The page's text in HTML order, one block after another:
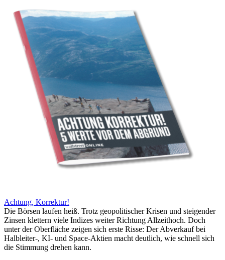
Achtung, Korrektur!
Die Börsen laufen heiß. Trotz geopolitischer Krisen und steigender
Zinsen klettern viele Indizes weiter Richtung Allzeithoch. Doch
unter der Oberfläche zeigen sich erste Risse: Der Abverkauf bei
Halbleiter-, KI- und Space-Aktien macht deutlich, wie schnell sich
die Stimmung drehen kann.